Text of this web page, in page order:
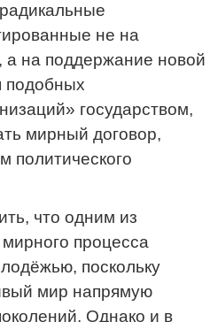
не на
а на поддержание новой
подобных
государством,
мирный договор,
политического
что одним из
процесса
поскольку
мир напрямую
Однако и в